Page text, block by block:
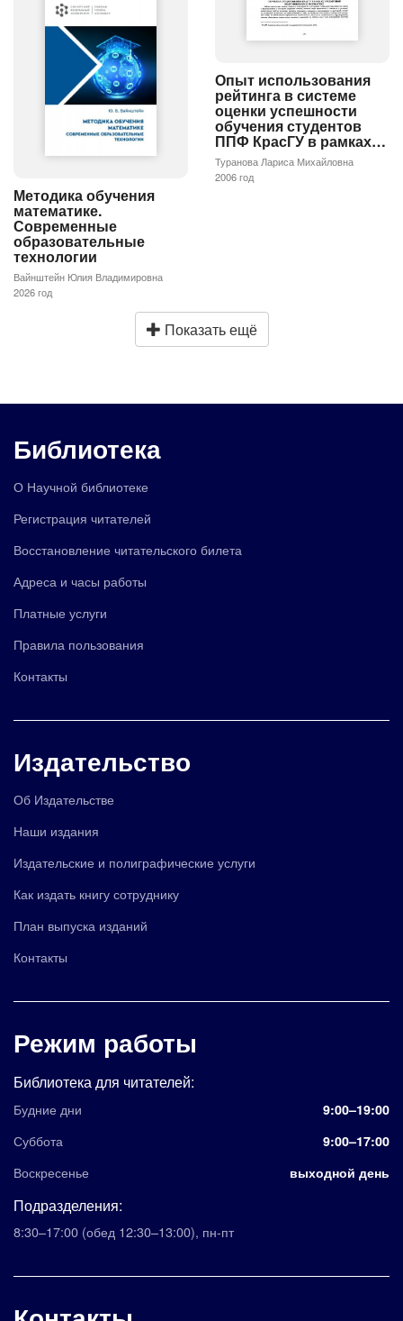
Методика обучения
математике.
Современные
образовательные
технологии
Вайнштейн Юлия Владимировна
2026 год
Опыт использования
рейтинга в системе
оценки успешности
обучения студентов
ППФ КрасГУ в рамках…
Туранова Лариса Михайловна
2006 год
Показать ещё
Библиотека
О Научной библиотеке
Регистрация читателей
Восстановление читательского билета
Адреса и часы работы
Платные услуги
Правила пользования
Контакты
Издательство
Об Издательстве
Наши издания
Издательские и полиграфические услуги
Как издать книгу сотруднику
План выпуска изданий
Контакты
Режим работы
Библиотека для читателей:
Будние дни 9:00–19:00
Суббота 9:00–17:00
Воскресенье выходной день
Подразделения:
8:30–17:00 (обед 12:30–13:00), пн-пт